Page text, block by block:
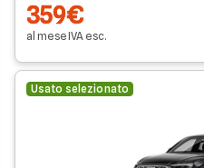
359€
al meseIVA esc.
Usato selezionato